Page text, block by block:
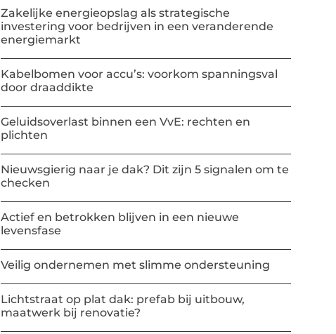
Zakelijke energieopslag als strategische
investering voor bedrijven in een veranderende
energiemarkt
Kabelbomen voor accu’s: voorkom spanningsval
door draaddikte
Geluidsoverlast binnen een VvE: rechten en
plichten
Nieuwsgierig naar je dak? Dit zijn 5 signalen om te
checken
Actief en betrokken blijven in een nieuwe
levensfase
Veilig ondernemen met slimme ondersteuning
Lichtstraat op plat dak: prefab bij uitbouw,
maatwerk bij renovatie?